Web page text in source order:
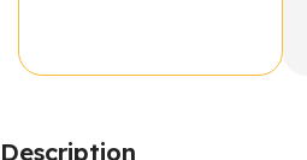
Description